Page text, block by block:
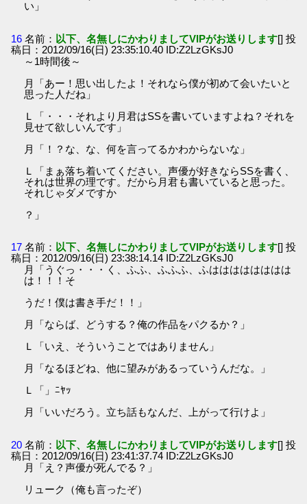
い」
16 名前： 以下、名無しにかわりましてVIPがお送りします[] 投
稿日：2012/09/16(日) 23:35:10.40 ID:Z2LzGKsJ0
～1時間後～
月「あー！思い出したよ！それなら僕が初めて会いたいと
思った人だね」
Ｌ「・・・それより月君はSSを書いていますよね？それを
見せて欲しいんです」
月「！？な、な、何を言ってるかわからないな」
Ｌ「まぁ落ち着いてください。声優が好きならSSを書く、
それは世界の理です。だから月君も書いていると思った。
それじゃダメですか
？」
17 名前： 以下、名無しにかわりましてVIPがお送りします[] 投
稿日：2012/09/16(日) 23:38:14.14 ID:Z2LzGKsJ0
月「うぐっ・・・く、ふふ、ふふふ、ふはははははははは
は！！！そ
うだ！僕は書き手だ！！」
月「ならば、どうする？俺の作品をパクるか？」
Ｌ「いえ、そういうことではありません」
月「なるほどね、他に望みがあるっていうんだな。」
Ｌ「」ﾆﾔｯ
月「いいだろう。立ち話もなんだ、上がって行けよ」
20 名前： 以下、名無しにかわりましてVIPがお送りします[] 投
稿日：2012/09/16(日) 23:41:37.74 ID:Z2LzGKsJ0
月「え？声優が死んでる？」
リューク（俺も言ったぞ）